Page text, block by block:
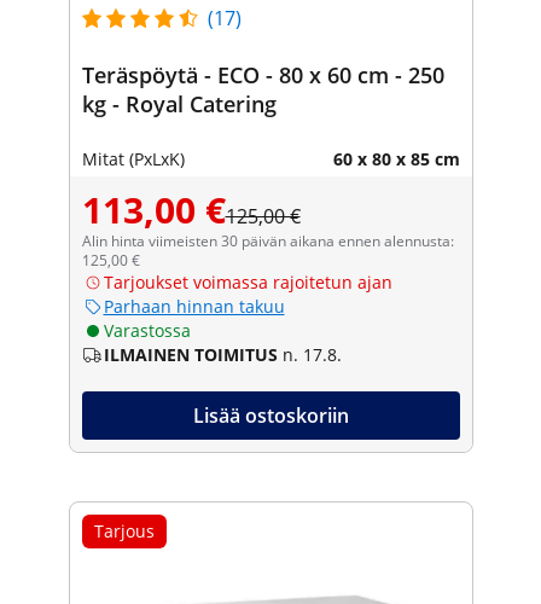
(17)
Teräspöytä - ECO - 80 x 60 cm - 250
kg - Royal Catering
Mitat (PxLxK) 60 x 80 x 85 cm
113,00 €125,00 €
Alin hinta viimeisten 30 päivän aikana ennen alennusta:
125,00 €
Tarjoukset voimassa rajoitetun ajan
Parhaan hinnan takuu
Varastossa
ILMAINEN TOIMITUS n. 17.8.
Lisää ostoskoriin
Tarjous